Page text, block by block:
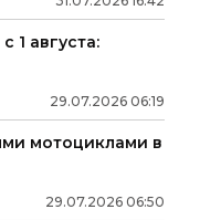
1 августа:
29.07.2026 06:19
мотоциклами в
29.07.2026 06:50